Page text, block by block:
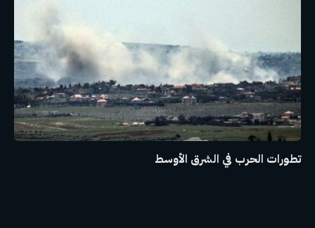
تطورات الحرب في الشرق الأوسط